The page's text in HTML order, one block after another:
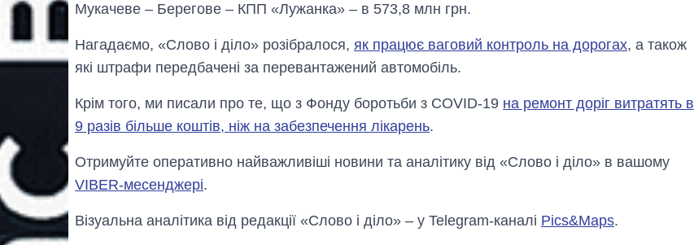
Мукачеве – Берегове – КПП «Лужанка» – в 573,8 млн грн.
Нагадаємо, «Слово і діло» розібралося, як працює ваговий контроль на дорогах, а також
які штрафи передбачені за перевантажений автомобіль.
Крім того, ми писали про те, що з Фонду боротьби з COVID-19 на ремонт доріг витратять в
9 разів більше коштів, ніж на забезпечення лікарень.
Отримуйте оперативно найважливіші новини та аналітику від «Слово і діло» в вашому
VIBER-месенджері.
Візуальна аналітика від редакції «Слово і діло» – у Telegram-каналі Pics&Maps.